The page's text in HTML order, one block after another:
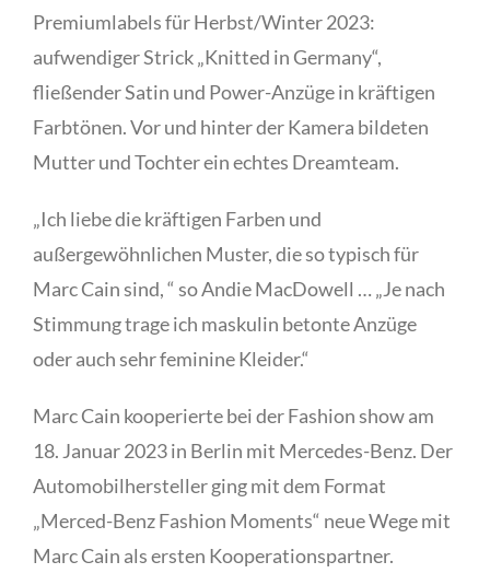
Premiumlabels für Herbst/Winter 2023:
aufwendiger Strick „Knitted in Germany“,
fließender Satin und Power-Anzüge in kräftigen
Farbtönen. Vor und hinter der Kamera bildeten
Mutter und Tochter ein echtes Dreamteam.
„Ich liebe die kräftigen Farben und
außergewöhnlichen Muster, die so typisch für
Marc Cain sind, “ so Andie MacDowell … „Je nach
Stimmung trage ich maskulin betonte Anzüge
oder auch sehr feminine Kleider.“
Marc Cain kooperierte bei der Fashion show am
18. Januar 2023 in Berlin mit Mercedes-Benz. Der
Automobilhersteller ging mit dem Format
„Merced-Benz Fashion Moments“ neue Wege mit
Marc Cain als ersten Kooperationspartner.